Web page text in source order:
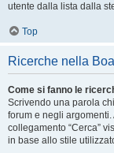
utente dalla lista dalla
Top
Ricerche nella
Come si fanno le
Scrivendo una parola
forum e negli
collegamento “Cerca”
in base allo stile